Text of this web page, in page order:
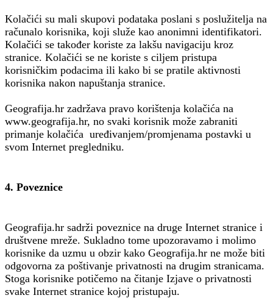
Kolačići su mali skupovi podataka poslani s poslužitelja na
računalo korisnika, koji služe kao anonimni identifikatori.
Kolačići se također koriste za lakšu navigaciju kroz
stranice. Kolačići se ne koriste s ciljem pristupa
korisničkim podacima ili kako bi se pratile aktivnosti
korisnika nakon napuštanja stranice.
Geografija.hr zadržava pravo korištenja kolačića na
www.geografija.hr, no svaki korisnik može zabraniti
primanje kolačića uređivanjem/promjenama postavki u
svom Internet pregledniku.
4. Poveznice
Geografija.hr sadrži poveznice na druge Internet stranice i
društvene mreže. Sukladno tome upozoravamo i molimo
korisnike da uzmu u obzir kako Geografija.hr ne može biti
odgovorna za poštivanje privatnosti na drugim stranicama.
Stoga korisnike potičemo na čitanje Izjave o privatnosti
svake Internet stranice kojoj pristupaju.